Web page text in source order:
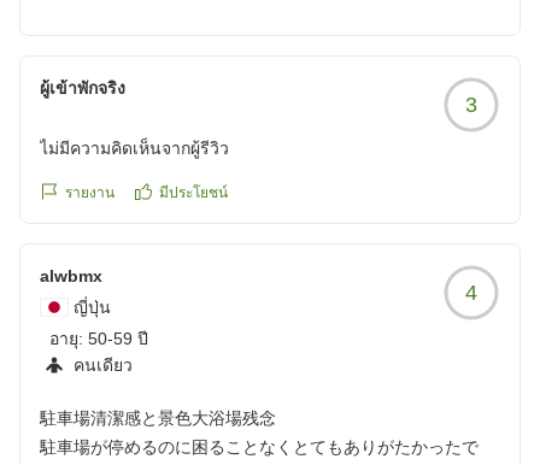
ホテル運営におきましてよーちゃん0917様の「くつろ
ぐ事ができました」のお言葉は何より嬉しく、スタッフ
一同やりがいを感じております。
是非、次回はご夕食もご利用くださいませ。
料理長自ら御前崎港へ出向き、旬の食材を取り入れた地
ผู้เข้าพักจริง
3
ไม่มีความคิดเห็นจากผู้รีวิว
รายงาน มีประโยชน์
alwbmx
ญี่ปุ่น
อายุ: 50-59 ปี
คนเดียว
4
駐車場清潔感と景色大浴場残念
駐車場が停めるのに困ることなくとてもありがたかったで